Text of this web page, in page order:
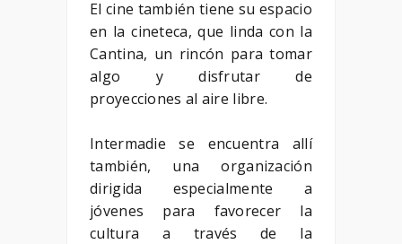
El cine también tiene su espacio
en la cineteca, que linda con la
Cantina, un rincón para tomar
algo y disfrutar de
proyecciones al aire libre.
Intermadie se encuentra allí
también, una organización
dirigida especialmente a
jóvenes para favorecer la
cultura a través de la